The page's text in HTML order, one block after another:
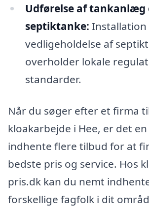
Udførelse af tankanlæg
septiktanke: Installation
vedligeholdelse af
overholder lokale
standarder.
Når du søger efter et firma
kloakarbejde i Hee, er det
indhente flere tilbud for at
bedste pris og service. Hos
pris.dk kan du nemt
forskellige fagfolk i dit